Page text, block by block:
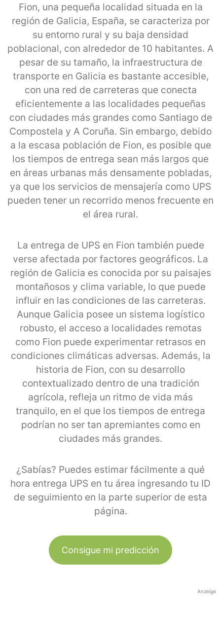
Fion, una pequeña localidad situada en la
región de Galicia, España, se caracteriza por
su entorno rural y su baja densidad
poblacional, con alrededor de 10 habitantes. A
pesar de su tamaño, la infraestructura de
transporte en Galicia es bastante accesible,
con una red de carreteras que conecta
eficientemente a las localidades pequeñas
con ciudades más grandes como Santiago de
Compostela y A Coruña. Sin embargo, debido
a la escasa población de Fion, es posible que
los tiempos de entrega sean más largos que
en áreas urbanas más densamente pobladas,
ya que los servicios de mensajería como UPS
pueden tener un recorrido menos frecuente en
el área rural.
La entrega de UPS en Fion también puede
verse afectada por factores geográficos. La
región de Galicia es conocida por su paisajes
montañosos y clima variable, lo que puede
influir en las condiciones de las carreteras.
Aunque Galicia posee un sistema logístico
robusto, el acceso a localidades remotas
como Fion puede experimentar retrasos en
condiciones climáticas adversas. Además, la
historia de Fion, con su desarrollo
contextualizado dentro de una tradición
agrícola, refleja un ritmo de vida más
tranquilo, en el que los tiempos de entrega
podrían no ser tan apremiantes como en
ciudades más grandes.
¿Sabías? Puedes estimar fácilmente a qué
hora entrega UPS en tu área ingresando tu ID
de seguimiento en la parte superior de esta
página.
Consigue mi predicción
Anzeige